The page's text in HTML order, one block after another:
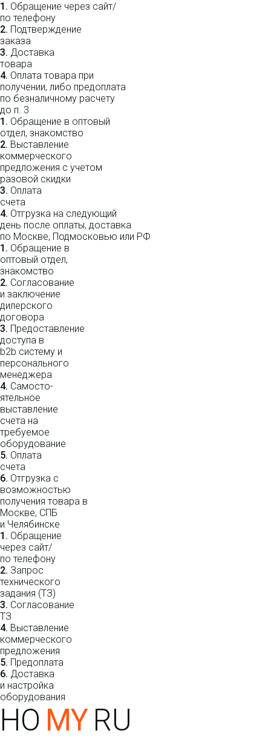
1. Обращение через сайт/
по телефону
2. Подтверждение
заказа
3. Доставка
товара
4. Оплата товара при
получении, либо предоплата
по безналичному расчету
до п. 3
1. Обращение в оптовый
отдел, знакомство
2. Выставление
коммерческого
предложения с учетом
разовой скидки
3. Оплата
счета
4. Отгрузка на следующий
день после оплаты, доставка
по Москве, Подмосковью или РФ
1. Обращение в
оптовый отдел,
знакомство
2. Согласование
и заключение
дилерского
договора
3. Пре­до­ста­вле­ние
доступа в
b2b систему и
персо­нального
мене­джера
4. Само­сто­-
ятель­ное
выставление
счета на
требуемое
оборудование
5. Оплата
счета
6. Отгрузка с
возможностью
получения товара в
Москве, СПБ
и Челябинске
1. Обращение
через сайт/
по телефону
2. Запрос
технического
задания (ТЗ)
3. Согласование
ТЗ
4. Выставление
коммерческого
предложения
5. Предоплата
6. Доставка
и настройка
оборудования
HO MY RU